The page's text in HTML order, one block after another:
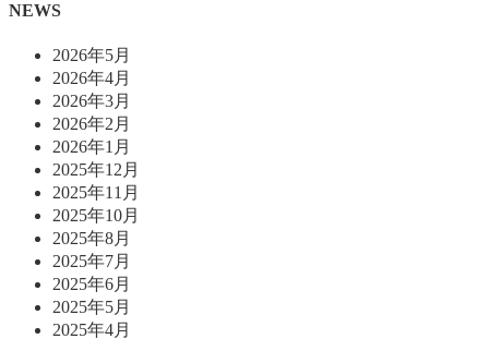
NEWS
2026年5月
2026年4月
2026年3月
2026年2月
2026年1月
2025年12月
2025年11月
2025年10月
2025年8月
2025年7月
2025年6月
2025年5月
2025年4月